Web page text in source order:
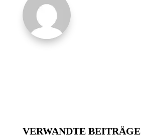
VERWANDTE BEITRÄGE